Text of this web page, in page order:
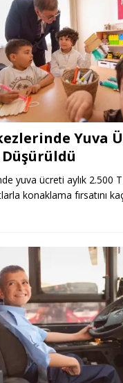
Yuva
Düşürüldü
yuva ücreti aylık 2.500
konaklama fırsatını